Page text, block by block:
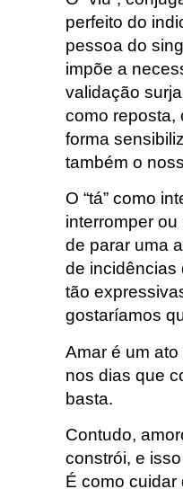
perfeito do
pessoa do
impõe a
validação
como reposta,
forma
também o
O “tá” como
interromper
de parar uma
de incidências
tão
gostaríamos
Amar é um
nos dias que
basta.
Contudo,
constrói, e
É como cuidar